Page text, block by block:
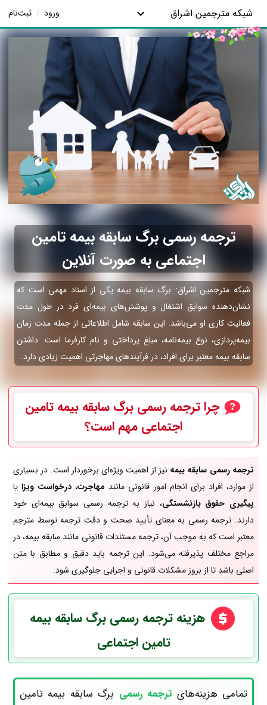
شبکه مترجمین اشراق ورود / ثبت‌نام
ترجمه رسمی برگ سابقه بیمه تامین
اجتماعی به صورت آنلاین
شبکه مترجمین اشراق: برگ سابقه بیمه یکی از اسناد مهمی است که
نشان‌دهنده سوابق اشتغال و پوشش‌های بیمه‌ای فرد در طول مدت
فعالیت کاری او می‌باشد. این سابقه شامل اطلاعاتی از جمله مدت زمان
بیمه‌پردازی، نوع بیمه‌نامه، مبلغ پرداختی و نام کارفرما است. داشتن
سابقه بیمه معتبر برای افراد، در فرآیندهای مهاجرتی اهمیت زیادی دارد.
چرا ترجمه رسمی برگ سابقه بیمه تامین
اجتماعی مهم است؟
ترجمه رسمی سابقه بیمه نیز از اهمیت ویژه‌ای برخوردار است. در بسیاری
از موارد، افراد برای انجام امور قانونی مانند مهاجرت، درخواست ویزایا
پیگیری حقوق بازنشستگی، نیاز به ترجمه رسمی سوابق بیمه‌ای خود
دارند. ترجمه رسمی به معنای تأیید صحت و دقت ترجمه توسط مترجم
معتبر است که به موجب آن، ترجمه مستندات قانونی مانند سابقه بیمه، در
مراجع مختلف پذیرفته می‌شود. این ترجمه باید دقیق و مطابق با متن
اصلی باشد تا از بروز مشکلات قانونی و اجرایی جلوگیری شود.
هزینه ترجمه رسمی برگ سابقه بیمه
تامین اجتماعی
تمامی هزینه‌های ترجمه رسمی برگ سابقه بیمه تامین